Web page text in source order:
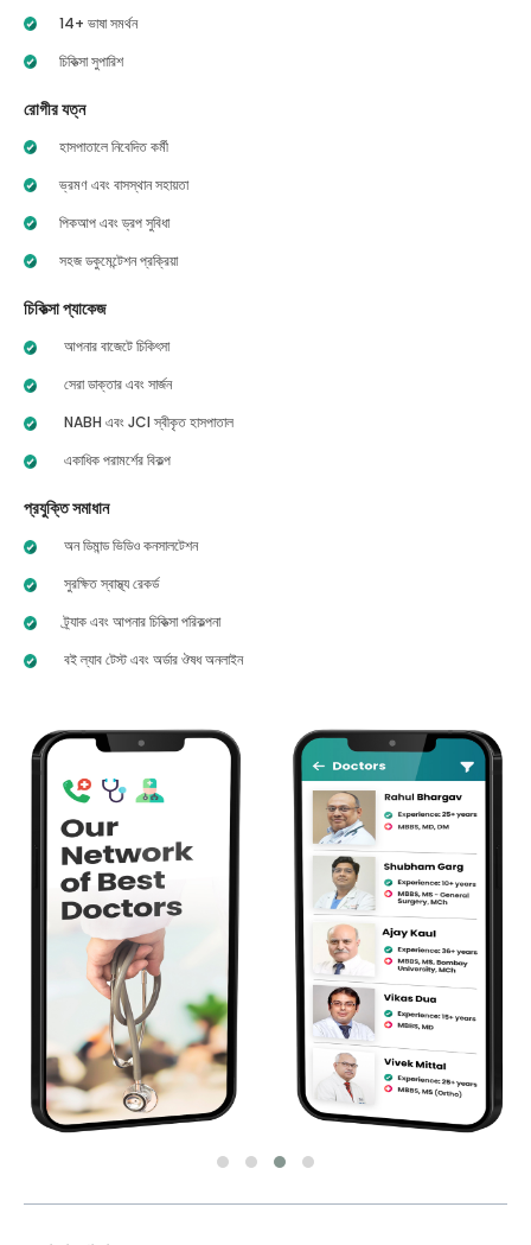
14+ ভাষা সমর্থন
চিকিত্সা সুপারিশ
রোগীর যত্ন
হাসপাতালে নিবেদিত কর্মী
ভ্রমণ এবং বাসস্থান সহায়তা
পিকআপ এবং ড্রপ সুবিধা
সহজ ডকুমেন্টেশন প্রক্রিয়া
চিকিত্সা প্যাকেজ
আপনার বাজেটে চিকিৎসা
সেরা ডাক্তার এবং সার্জন
NABH এবং JCI স্বীকৃত হাসপাতাল
একাধিক পরামর্শের বিকল্প
প্রযুক্তি সমাধান
অন ডিমান্ড ভিডিও কনসালটেশন
সুরক্ষিত স্বাস্থ্য রেকর্ড
ট্র্যাক এবং আপনার চিকিত্সা পরিকল্পনা
বই ল্যাব টেস্ট এবং অর্ডার ঔষধ অনলাইন